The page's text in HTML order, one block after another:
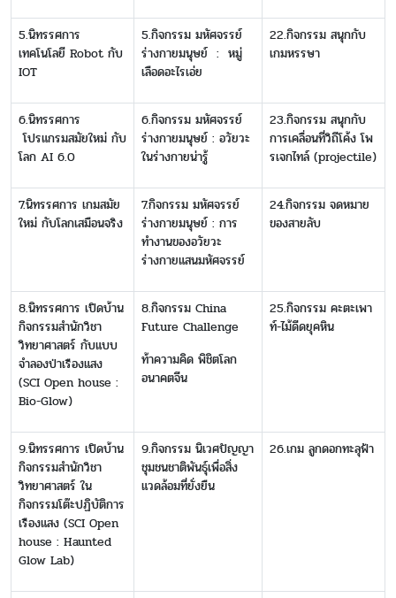
5.นิทรรศการ
เทคโนโลยี Robot กับ
IOT
5.กิจกรรม มหัศจรรย์
ร่างกายมนุษย์ : หมู่
เลือดอะไรเอ่ย
22.กิจกรรม สนุกกับ
เกมหรรษา
6.นิทรรศการ
โปรแกรมสมัยใหม่ กับ
โลก AI 6.0
6.กิจกรรม มหัศจรรย์
ร่างกายมนุษย์ : อวัยวะ
ในร่างกายน่ารู้
23.กิจกรรม สนุกกับ
การเคลื่อนที่วิถีโค้ง โพ
รเจกไทล์ (projectile)
7.นิทรรศการ เกมสมัย
ใหม่ กับโลกเสมือนจริง
7.กิจกรรม มหัศจรรย์
ร่างกายมนุษย์ : การ
ทำงานของอวัยวะ
ร่างกายแสนมหัศจรรย์
24.กิจกรรม จดหมาย
ของสายลับ
8.นิทรรศการ เปิดบ้าน
กิจกรรมสำนักวิชา
วิทยาศาสตร์ กับแบบ
จำลองป่าเรืองแสง
(SCI Open house :
Bio-Glow)
8.กิจกรรม China
Future Challenge
ท้าความคิด พิชิตโลก
อนาคตจีน
25.กิจกรรม คะตะเพา
ท์-ไม้ดีดยุคหิน
9.นิทรรศการ เปิดบ้าน
กิจกรรมสำนักวิชา
วิทยาศาสตร์ ใน
กิจกรรมโต๊ะปฏิบัติการ
เรืองแสง (SCI Open
house : Haunted
Glow Lab)
9.กิจกรรม นิเวศปัญญา
ชุมชนชาติพันธุ์เพื่อสิ่ง
แวดล้อมที่ยั่งยืน
26.เกม ลูกดอกทะลุฟ้า​